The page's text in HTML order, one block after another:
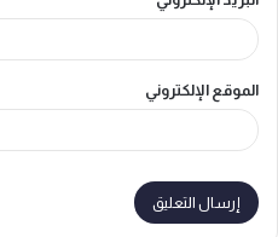
الموقع الإلكتروني